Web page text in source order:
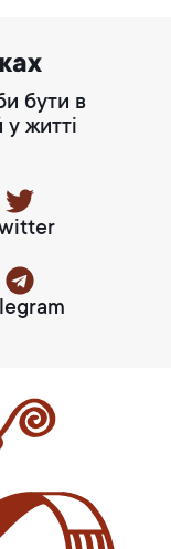
бути в
у житті